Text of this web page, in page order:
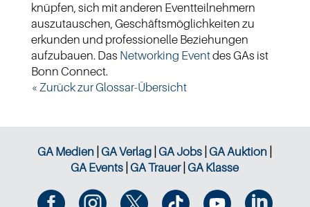
knüpfen, sich mit anderen Eventteilnehmern
auszutauschen, Geschäftsmöglichkeiten zu
erkunden und professionelle Beziehungen
aufzubauen. Das Networking Eventdes GAs ist
Bonn Connect.
« Zurück zur Glossar-Übersicht
GA Medien |GA Verlag |GA Jobs |GA Auktion
GA Events |GA Trauer|GA Klasse